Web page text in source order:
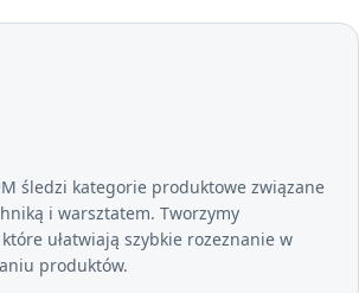
śledzi kategorie produktowe związane
i warsztatem. Tworzymy
ułatwiają szybkie rozeznanie w
produktów.